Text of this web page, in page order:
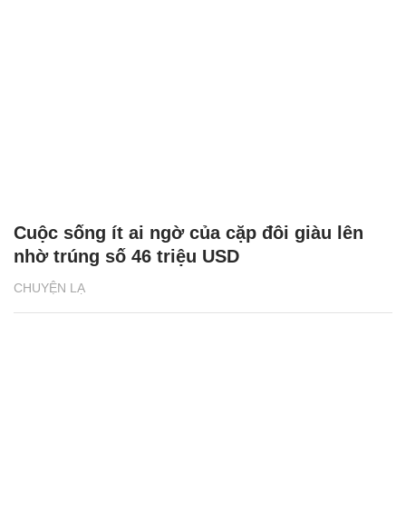
CHUYỆN LẠ
Cuộc sống ít ai ngờ của cặp đôi giàu lên
nhờ trúng số 46 triệu USD